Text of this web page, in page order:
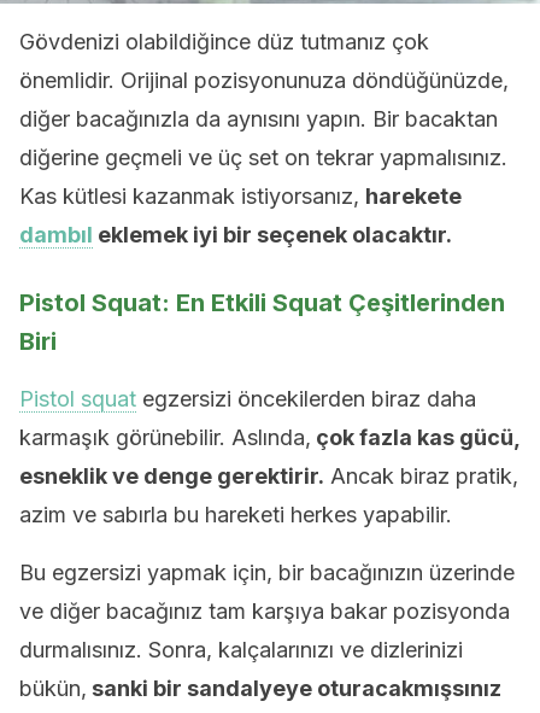
Gövdenizi olabildiğince düz tutmanız çok
önemlidir. Orijinal pozisyonunuza döndüğünüzde,
diğer bacağınızla da aynısını yapın. Bir bacaktan
diğerine geçmeli ve üç set on tekrar yapmalısınız.
Kas kütlesi kazanmak istiyorsanız, harekete
dambıl eklemek iyi bir seçenek olacaktır.
Pistol Squat: En Etkili Squat Çeşitlerinden
Biri
Pistol squat egzersizi öncekilerden biraz daha
karmaşık görünebilir. Aslında, çok fazla kas gücü,
esneklik ve denge gerektirir. Ancak biraz pratik,
azim ve sabırla bu hareketi herkes yapabilir.
Bu egzersizi yapmak için, bir bacağınızın üzerinde
ve diğer bacağınız tam karşıya bakar pozisyonda
durmalısınız. Sonra, kalçalarınızı ve dizlerinizi
bükün, sanki bir sandalyeye oturacakmışsınız